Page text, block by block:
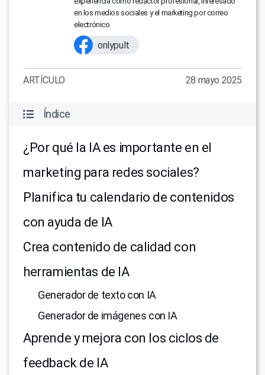
en los medios sociales y el marketing por correo
electrónico.
onlypult
ARTÍCULO 28 mayo 2025
Índice
¿Por qué la IA es importante en el
marketing para redes sociales?
Planifica tu calendario de contenidos
con ayuda de IA
Crea contenido de calidad con
herramientas de IA
Generador de texto con IA
Generador de imágenes con IA
Aprende y mejora con los ciclos de
feedback de IA